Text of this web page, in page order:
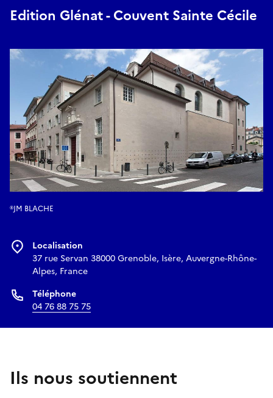
Edition Glénat - Couvent Sainte Cécile
®JM BLACHE
Localisation
37 rue Servan 38000 Grenoble, Isère, Auvergne-Rhône-
Alpes, France
Téléphone
04 76 88 75 75
Ils nous soutiennent